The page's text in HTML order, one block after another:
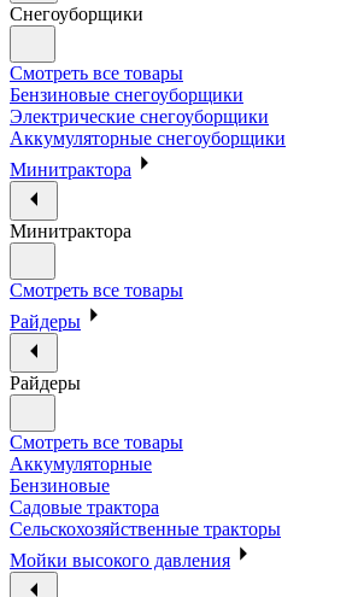
Снегоуборщики
Смотреть все товары
Бензиновые снегоуборщики
Электрические снегоуборщики
Аккумуляторные снегоуборщики
Минитрактора
Минитрактора
Смотреть все товары
Райдеры
Райдеры
Смотреть все товары
Аккумуляторные
Бензиновые
Садовые трактора
Сельскохозяйственные тракторы
Мойки высокого давления